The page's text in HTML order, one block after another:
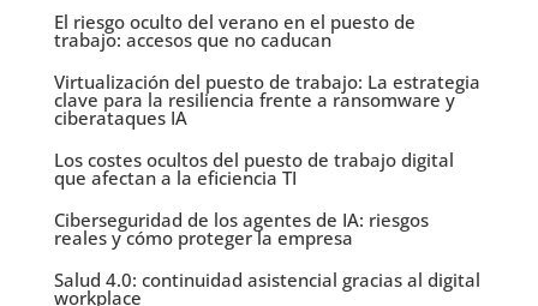
El riesgo oculto del verano en el puesto de
trabajo: accesos que no caducan
Virtualización del puesto de trabajo: La estrategia
clave para la resiliencia frente a ransomware y
ciberataques IA
Los costes ocultos del puesto de trabajo digital
que afectan a la eficiencia TI
Ciberseguridad de los agentes de IA: riesgos
reales y cómo proteger la empresa
Salud 4.0: continuidad asistencial gracias al digital
workplace